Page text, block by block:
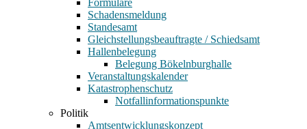
Formulare
Schadensmeldung
Standesamt
Gleichstellungsbeauftragte / Schiedsamt
Hallenbelegung
Belegung Bökelnburghalle
Veranstaltungskalender
Katastrophenschutz
Notfallinformationspunkte
Politik
Amtsentwicklungskonzept